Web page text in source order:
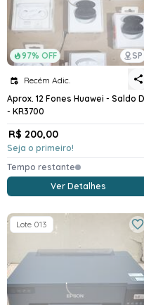
97% OFF SP
Recém Adic.
Aprox. 12 Fones Huawei - Saldo D
- KR3700
R$ 200,00
Seja o primeiro!
Tempo restante
Ver Detalhes
Lote 013